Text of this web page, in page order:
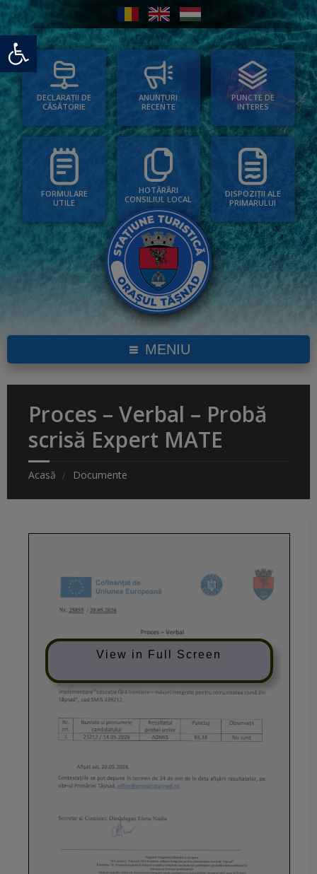
Deschide bara de unelte
DECLARAȚII DE
CĂSĂTORIE
ANUNȚURI
RECENTE
PUNCTE DE
INTERES
FORMULARE
UTILE
HOTĂRÂRI
CONSILIUL LOCAL
DISPOZIȚII ALE
PRIMARULUI
MENIU
Proces – Verbal – Probă
scrisă Expert MATE
Acasă Documente
View in Full Screen